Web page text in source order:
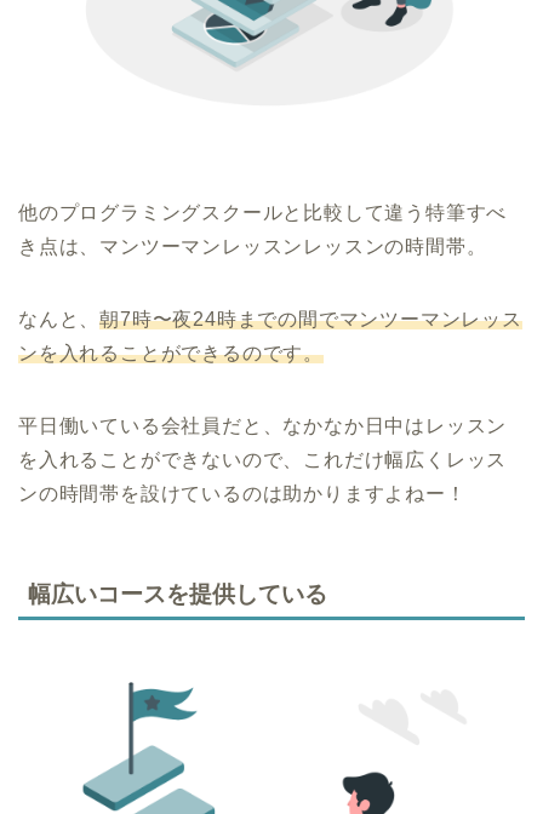
他のプログラミングスクールと比較して違う特筆すべ
き点は、マンツーマンレッスンレッスンの時間帯。
なんと、朝7時〜夜24時までの間でマンツーマンレッス
ンを入れることができるのです。
平日働いている会社員だと、なかなか日中はレッスン
を入れることができないので、これだけ幅広くレッス
ンの時間帯を設けているのは助かりますよねー！
幅広いコースを提供している